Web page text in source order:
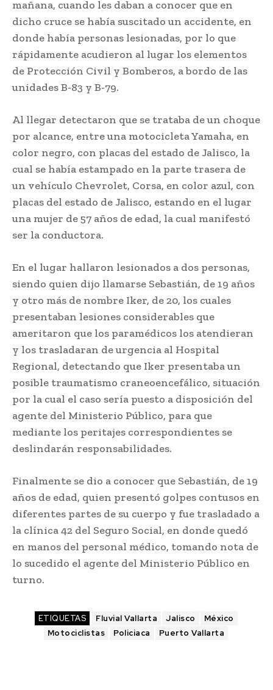
mañana, cuando les daban a conocer que en
dicho cruce se había suscitado un accidente, en
donde había personas lesionadas, por lo que
rápidamente acudieron al lugar los elementos
de Protección Civil y Bomberos, a bordo de las
unidades B-83 y B-79.
Al llegar detectaron que se trataba de un choque
por alcance, entre una motocicleta Yamaha, en
color negro, con placas del estado de Jalisco, la
cual se había estampado en la parte trasera de
un vehículo Chevrolet, Corsa, en color azul, con
placas del estado de Jalisco, estando en el lugar
una mujer de 57 años de edad, la cual manifestó
ser la conductora.
En el lugar hallaron lesionados a dos personas,
siendo quien dijo llamarse Sebastián, de 19 años
y otro más de nombre Iker, de 20, los cuales
presentaban lesiones considerables que
ameritaron que los paramédicos los atendieran
y los trasladaran de urgencia al Hospital
Regional, detectando que Iker presentaba un
posible traumatismo craneoencefálico, situación
por la cual el caso sería puesto a disposición del
agente del Ministerio Público, para que
mediante los peritajes correspondientes se
deslindarán responsabilidades.
Finalmente se dio a conocer que Sebastián, de 19
años de edad, quien presentó golpes contusos en
diferentes partes de su cuerpo y fue trasladado a
la clínica 42 del Seguro Social, en donde quedó
en manos del personal médico, tomando nota de
lo sucedido el agente del Ministerio Público en
turno.
ETIQUETAS Fluvial Vallarta Jalisco
México
Motociclistas
Policiaca Puerto Vallarta